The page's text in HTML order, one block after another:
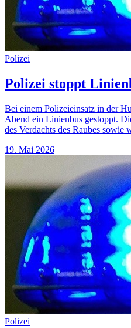
Polizei
Polizei stoppt
Bei einem Polizeieinsatz in der
Abend ein Linienbus gestoppt.
des Verdachts des Raubes sowie
19. Mai 2026
Polizei